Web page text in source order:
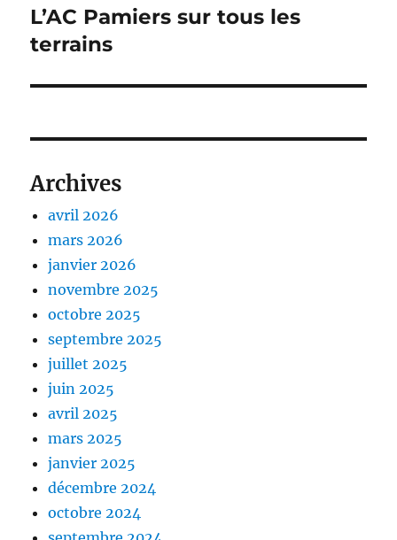
Publication
suivante :
L’AC Pamiers sur tous les
terrains
Archives
avril 2026
mars 2026
janvier 2026
novembre 2025
octobre 2025
septembre 2025
juillet 2025
juin 2025
avril 2025
mars 2025
janvier 2025
décembre 2024
octobre 2024